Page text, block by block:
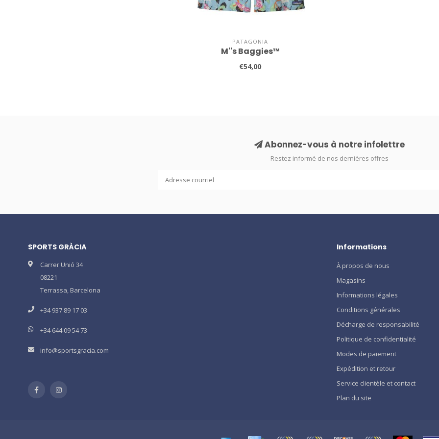
PATAGONIA
M''s Baggies™
€54,00
Abonnez-vous à notre infolettre
Restez informé de nos dernières offres
SPORTS GRÀCIA
Carrer Unió 34
08221
Terrassa, Barcelona
+34 937 89 17 03
+34 644 09 54 73
info@sportsgracia.com
Informations
À propos de nous
Magasins
Informations légales
Conditions générales
Décharge de responsabilité
Politique de confidentialité
Modes de paiement
Expédition et retour
Service clientèle et contact
Plan du site